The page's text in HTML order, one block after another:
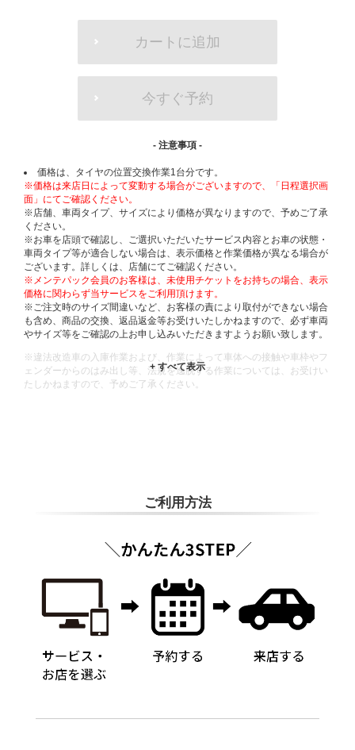
OPTIONS
カートに追加
今すぐ予約
- 注意事項 -
価格は、タイヤの位置交換作業1台分です。
※価格は来店日によって変動する場合がございますので、「日程選択画
面」にてご確認ください。
※店舗、車両タイプ、サイズにより価格が異なりますので、予めご了承
ください。
※お車を店頭で確認し、ご選択いただいたサービス内容とお車の状態・
車両タイプ等が適合しない場合は、表示価格と作業価格が異なる場合が
ございます。詳しくは、店舗にてご確認ください。
※メンテパック会員のお客様は、未使用チケットをお持ちの場合、表示
価格に関わらず当サービスをご利用頂けます。
※ご注文時のサイズ間違いなど、お客様の責により取付ができない場合
も含め、商品の交換、返品返金等お受けいたしかねますので、必ず車両
やサイズ等をご確認の上お申し込みいただきますようお願い致します。
※違法改造車の入庫作業および、作業によって車体への接触や車枠やフ
ェンダーからのはみ出し等、法規を逸脱する作業については、お受けい
たしかねますので、予めご了承ください。
ご利用方法